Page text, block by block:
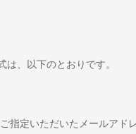
、以下のとおりです。
指定いただいたメールアド